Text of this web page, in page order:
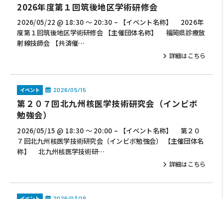
2026年度第１回筑後地区学術研修会
2026/05/22 @ 18:30 ～ 20:30 – 【イベント名称】 2026年
度第１回筑後地区学術研修会 【主催団体名称】 福岡県診療放
射線技師会 【共済催…
詳細はこちら
イベント 2026/05/15
第２０７回北九州核医学技術研究会（インビボ
勉強会）
2026/05/15 @ 18:30 ～ 20:00 – 【イベント名称】 第２０
７回北九州核医学技術研究会（インビボ勉強会） 【主催団体名
称】 北九州核医学技術研…
詳細はこちら